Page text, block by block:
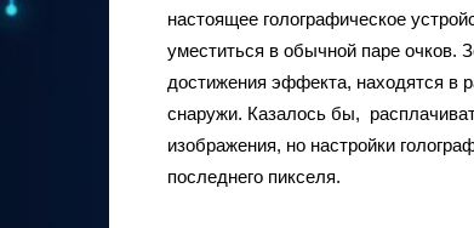
настоящее голографическое
уместиться в обычной паре очков.
достижения эффекта, находятся в
снаружи. Казалось бы,
изображения, но настройки
последнего пикселя.